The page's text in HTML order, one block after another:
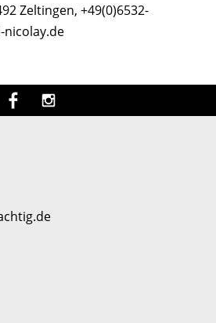
Zeltingen, +49(0)6532-
nicolay.de